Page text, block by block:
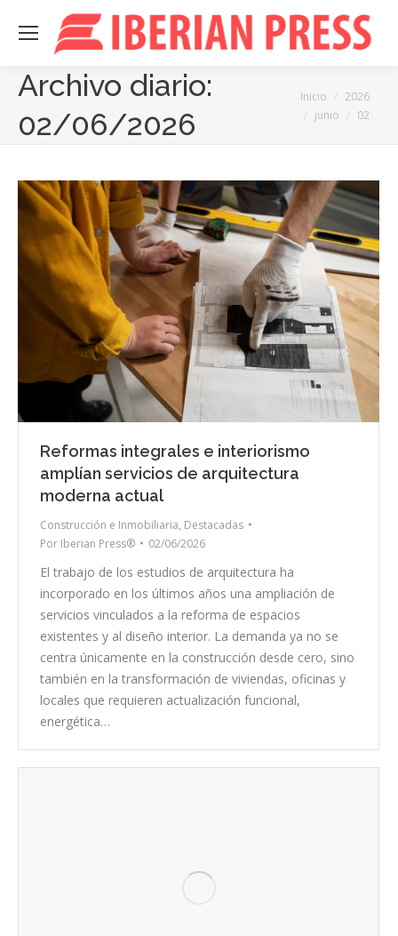
Archivo diario:
02/06/2026
Estás aquí:
Inicio
2026
junio
02
Reformas integrales e interiorismo
amplían servicios de arquitectura
moderna actual
Construcción e Inmobiliaria, Destacadas
Por Iberian Press® 02/06/2026
El trabajo de los estudios de arquitectura ha
incorporado en los últimos años una ampliación de
servicios vinculados a la reforma de espacios
existentes y al diseño interior. La demanda ya no se
centra únicamente en la construcción desde cero, sino
también en la transformación de viviendas, oficinas y
locales que requieren actualización funcional,
energética…